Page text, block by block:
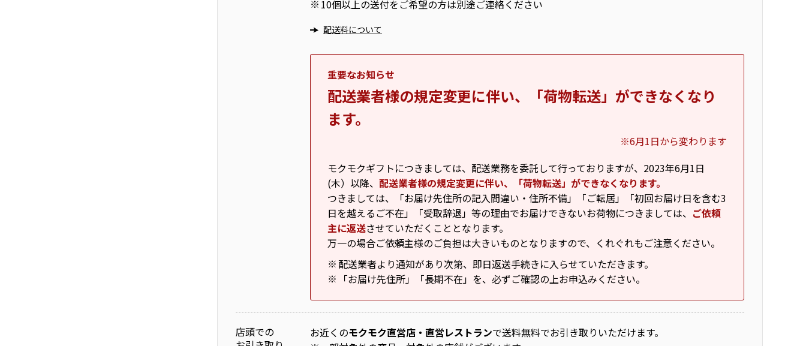
※ 10個以上の送付をご希望の方は別途ご連絡ください
配送料について
重要なお知らせ
配送業者様の規定変更に伴い、「荷物転送」ができなくなり
ます。
※6月1日から変わります
モクモクギフトにつきましては、配送業務を委託して行っておりますが、2023年6月1日
(木）以降、 配送業者様の規定変更に伴い、「荷物転送」ができなくなります。
つきましては、「お届け先住所の記入間違い・住所不備」「ご転居」「初回お届け日を含む3
日を越えるご不在」「受取辞退」等の理由でお届けできないお荷物につきましては、 ご依頼
主に返送させていただくこととなります。
万一の場合ご依頼主様のご負担は大きいものとなりますので、くれぐれもご注意ください。
※ 配送業者より通知があり次第、即日返送手続きに入らせていただきます。
※ 「お届け先住所」「長期不在」を、必ずご確認の上お申込みください。
店頭での
お近くのモクモク直営店・直営レストランで送料無料でお引き取りいただけます。